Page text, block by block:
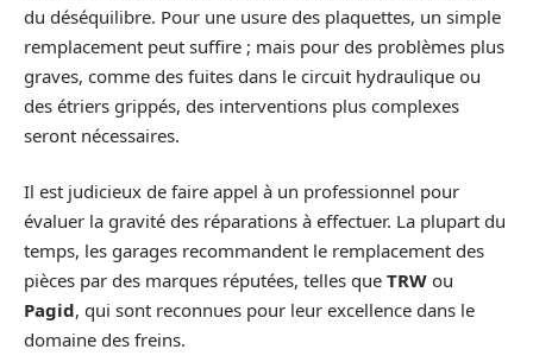
du déséquilibre. Pour une usure des plaquettes, un simple
remplacement peut suffire ; mais pour des problèmes plus
graves, comme des fuites dans le circuit hydraulique ou
des étriers grippés, des interventions plus complexes
seront nécessaires.
Il est judicieux de faire appel à un professionnel pour
évaluer la gravité des réparations à effectuer. La plupart du
temps, les garages recommandent le remplacement des
pièces par des marques réputées, telles que TRW ou
Pagid, qui sont reconnues pour leur excellence dans le
domaine des freins.